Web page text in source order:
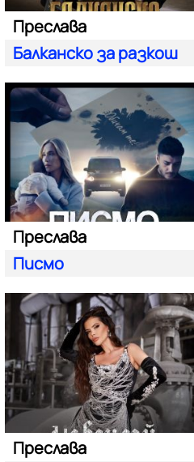
Преслава
Балканско за разкош
Преслава
Писмо
Преслава